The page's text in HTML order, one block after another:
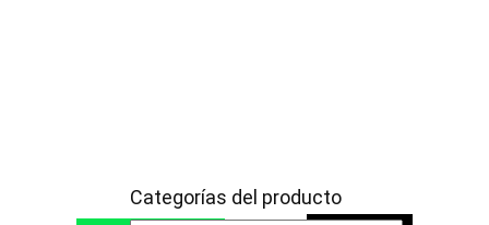
Categorías del producto